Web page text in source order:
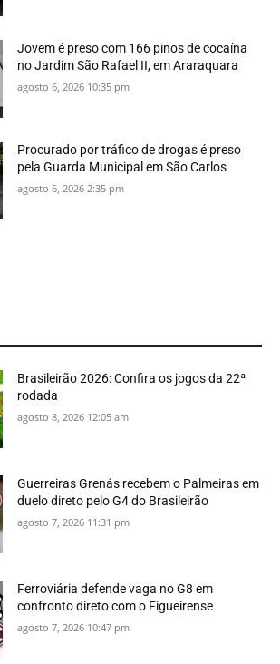
Jovem é preso com 166 pinos de cocaína
no Jardim São Rafael II, em Araraquara
agosto 6, 2026 10:35 pm
Procurado por tráfico de drogas é preso
pela Guarda Municipal em São Carlos
agosto 6, 2026 2:35 pm
Brasileirão 2026: Confira os jogos da 22ª
rodada
agosto 8, 2026 12:05 am
Guerreiras Grenás recebem o Palmeiras em
duelo direto pelo G4 do Brasileirão
agosto 7, 2026 11:31 pm
Ferroviária defende vaga no G8 em
confronto direto com o Figueirense
agosto 7, 2026 10:47 pm